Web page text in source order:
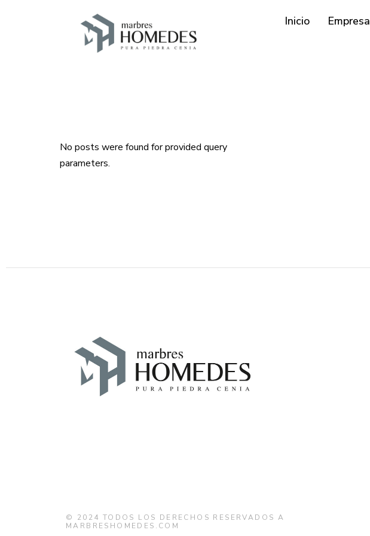
Inicio Empresa
No posts were found for provided query
parameters.
© 2024 TODOS LOS DERECHOS RESERVADOS A
MARBRESHOMEDES.COM